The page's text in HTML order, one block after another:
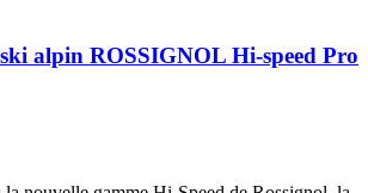
alpin ROSSIGNOL Hi-speed Pro